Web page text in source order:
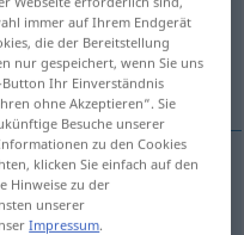
antippen)
immer auf Ihrem Endgerät
die der Bereitstellung
nur gespeichert, wenn Sie uns
Ihr Einverständnis
ohne Akzeptieren“. Sie
Besuche unserer
zu den Cookies
klicken Sie einfach auf den
Hinweise zu der
unserer
Impressum.